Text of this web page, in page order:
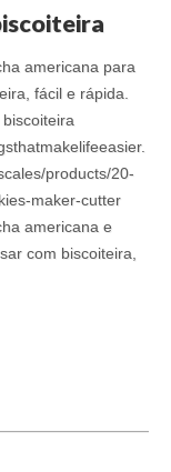
americana para
fácil e rápida.
products/20-
maker-cutter
americana e
com biscoiteira,